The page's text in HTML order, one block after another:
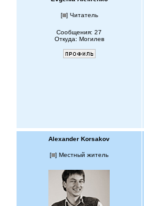
[ ] Читатель
Сообщения: 27
Откуда: Могилев
Alexander Korsakov
[ ] Местный житель